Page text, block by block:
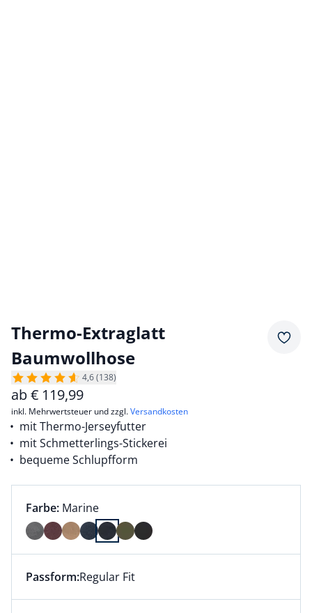
Thermo-Extraglatt
Baumwollhose
4,6 (138)
ab€ 119,99
inkl. Mehrwertsteuer und zzgl.Versandkosten
mit Thermo-Jerseyfutter
mit Schmetterlings-Stickerei
bequeme Schlupfform
Farbauswahl:
Farbe: aktuell ausgewählt:
Marine
Farbe Marine ausgewählt
Dieser Artikel hat die Passform Regular Fit. für
Passform:Regular Fit